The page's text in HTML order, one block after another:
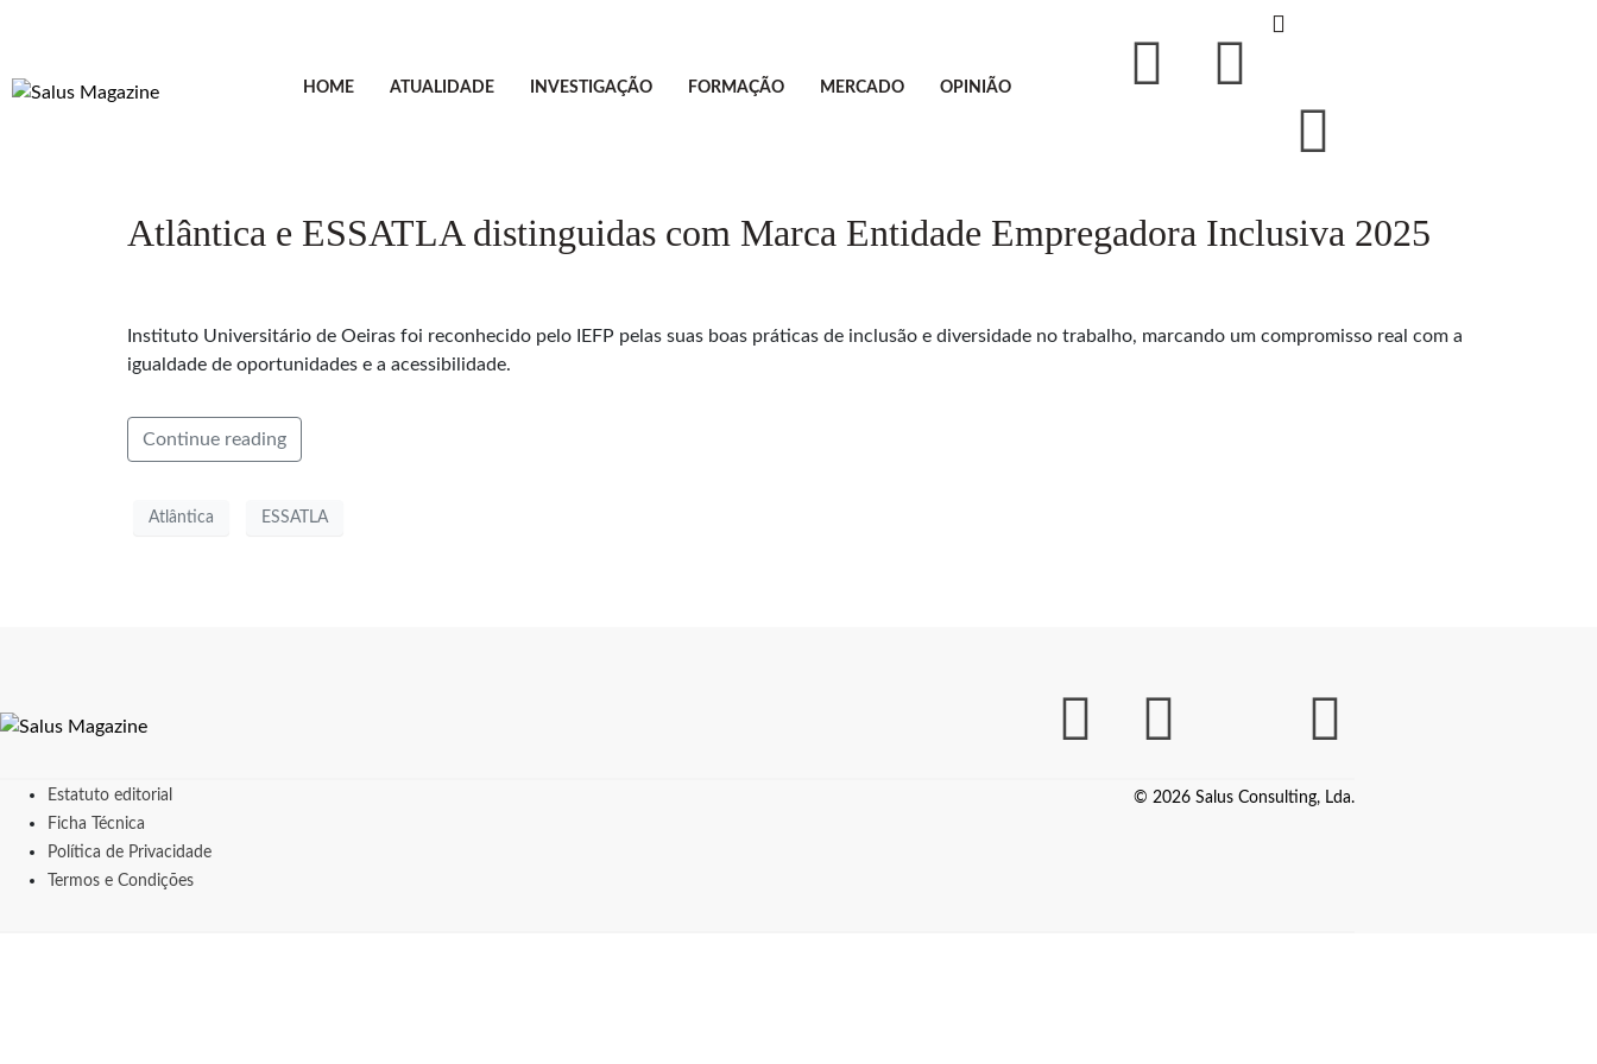
HOME ATUALIDADE INVESTIGAÇÃO FORMAÇÃO MERCADO OPINIÃO
Atlântica e ESSATLA distinguidas com Marca Entidade Empregadora Inclusiva 2025
Instituto Universitário de Oeiras foi reconhecido pelo IEFP pelas suas boas práticas de inclusão e diversidade no trabalho, marcando um compromisso real com a
igualdade de oportunidades e a acessibilidade.
Continue reading
Atlântica ESSATLA
Estatuto editorial
Ficha Técnica
Política de Privacidade
Termos e Condições
© 2026 Salus Consulting, Lda.